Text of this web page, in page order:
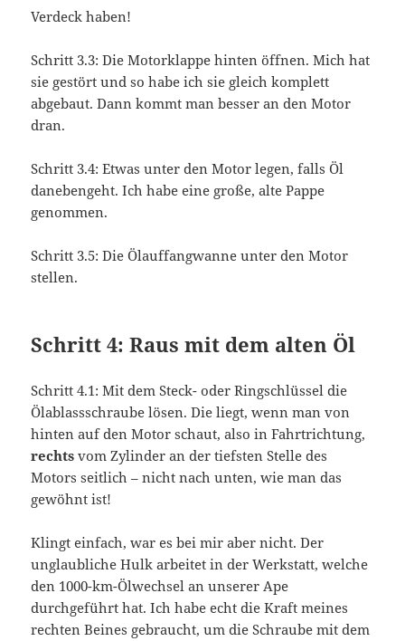
Verdeck haben!
Schritt 3.3: Die Motorklappe hinten öffnen. Mich hat
sie gestört und so habe ich sie gleich komplett
abgebaut. Dann kommt man besser an den Motor
dran.
Schritt 3.4: Etwas unter den Motor legen, falls Öl
danebengeht. Ich habe eine große, alte Pappe
genommen.
Schritt 3.5: Die Ölauffangwanne unter den Motor
stellen.
Schritt 4: Raus mit dem alten Öl
Schritt 4.1: Mit dem Steck- oder Ringschlüssel die
Ölablassschraube lösen. Die liegt, wenn man von
hinten auf den Motor schaut, also in Fahrtrichtung,
rechts vom Zylinder an der tiefsten Stelle des
Motors seitlich – nicht nach unten, wie man das
gewöhnt ist!
Klingt einfach, war es bei mir aber nicht. Der
unglaubliche Hulk arbeitet in der Werkstatt, welche
den 1000-km-Ölwechsel an unserer Ape
durchgeführt hat. Ich habe echt die Kraft meines
rechten Beines gebraucht, um die Schraube mit dem